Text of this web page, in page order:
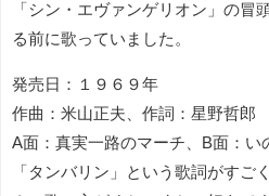
「シン・エヴァンゲリオン」の冒
る前に歌っていました。
発売日：１９６９年
作曲：米山正夫、作詞：星野哲郎
A面：真実一路のマーチ、B面：い
「タンバリン」という歌詞がすご